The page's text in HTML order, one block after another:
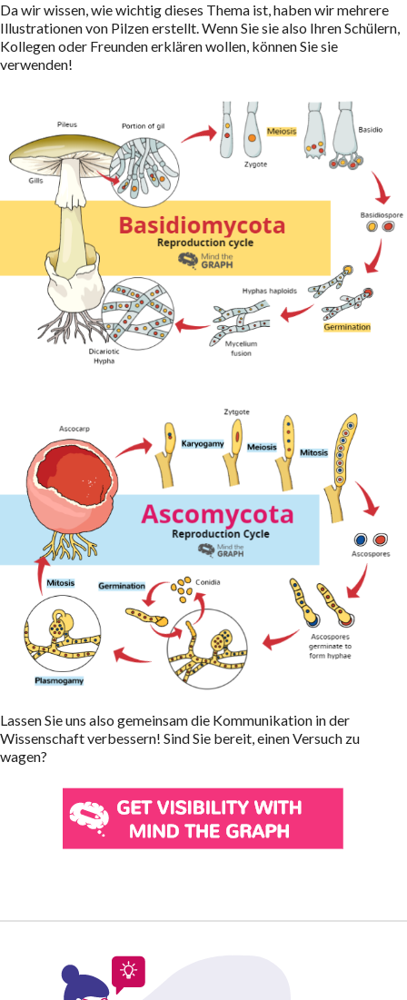
Da wir wissen, wie wichtig dieses Thema ist, haben wir mehrere
Illustrationen von Pilzen erstellt. Wenn Sie sie also Ihren Schülern,
Kollegen oder Freunden erklären wollen, können Sie sie
verwenden!
Lassen Sie uns also gemeinsam die Kommunikation in der
Wissenschaft verbessern! Sind Sie bereit, einen Versuch zu
wagen?